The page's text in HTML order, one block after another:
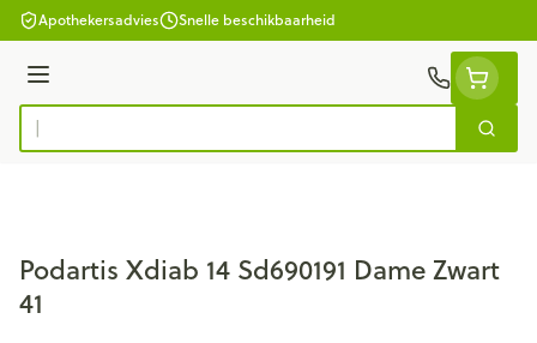
Ga naar de inhoud
Apothekersadvies Snelle beschikbaarheid
Menu
Product, merk, categorie...
Zoek
Podartis Xdiab 14 Sd690191 Dame Zwart
41